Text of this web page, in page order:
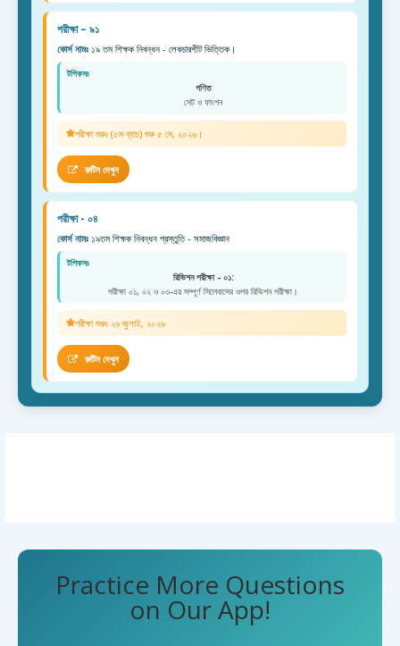
পরীক্ষা – ৯১
কোর্স নামঃ ১৯ তম শিক্ষক নিবন্ধন - লেকচারশীট ভিত্তিক।
টপিকসঃ
গণিত
সেট ও ফাংশন
পরীক্ষা শুরুঃ (৫ম ব্যাচ) শুরু ৫ মে, ২০২৬।
রুটিন দেখুন
পরীক্ষা - ০৪
কোর্স নামঃ ১৯তম শিক্ষক নিবন্ধন প্রস্তুতি - সমাজবিজ্ঞান
টপিকসঃ
রিভিশন পরীক্ষা - ০১:
পরীক্ষা ০১, ০২ ও ০৩-এর সম্পূর্ণ সিলেবাসের ওপর রিভিশন পরীক্ষা।
পরীক্ষা শুরুঃ ২৬ জুলাই, ২০২৬
রুটিন দেখুন
Practice More Questions
on Our App!